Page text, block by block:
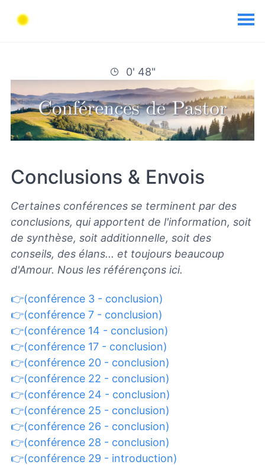
0' 48"
Conclusions & Envois
Certaines conférences se terminent par des
conclusions, qui apportent de l'information, soit
de synthèse, soit additionnelle, soit des
conseils, des élans... et toujours beaucoup
d'Amour. Nous les référençons ici.
👉(conférence 3 - conclusion)
👉(conférence 7 - conclusion)
👉(conférence 14 - conclusion)
👉(conférence 17 - conclusion)
👉(conférence 20 - conclusion)
👉(conférence 22 - conclusion)
👉(conférence 24 - conclusion)
👉(conférence 25 - conclusion)
👉(conférence 26 - conclusion)
👉(conférence 28 - conclusion)
👉(conférence 29 - introduction)